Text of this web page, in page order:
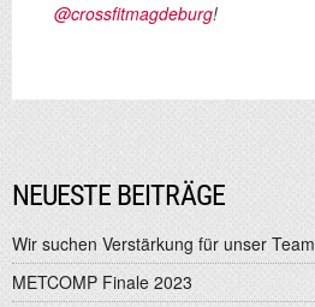
@crossfitmagdeburg!
NEUESTE BEITRÄGE
Wir suchen Verstärkung für unser Team
METCOMP Finale 2023